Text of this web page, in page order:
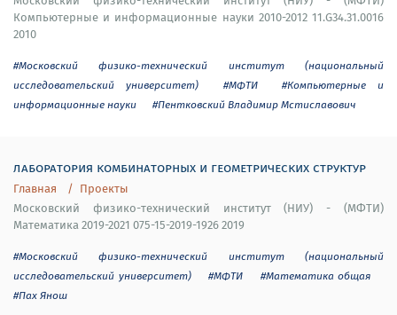
Компьютерные и информационные науки 2010-2012 11.G34.31.0016
2010
#Московский физико-технический институт (национальный
исследовательский университет)
#МФТИ
#Компьютерные и
информационные науки
#Пентковский Владимир Мстиславович
лаборатория комбинаторных и геометрических структур
Главная
Проекты
Московский физико-технический институт (НИУ) - (МФТИ)
Математика 2019-2021 075-15-2019-1926 2019
#Московский физико-технический институт (национальный
исследовательский университет)
#МФТИ
#Математика общая
#Пах Янош